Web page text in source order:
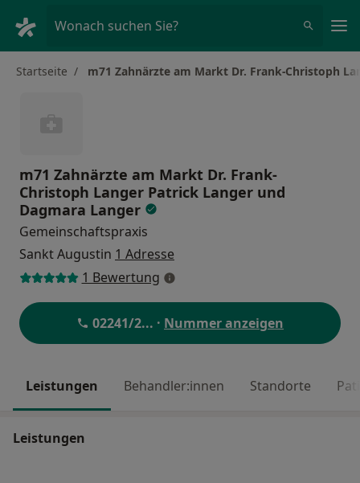
Wonach suchen Sie?
Startseite m71 Zahnärzte am Markt Dr. Frank-Christoph
m71 Zahnärzte am Markt Dr. Frank-
Christoph Langer Patrick Langer und
Dagmara Langer
Gemeinschaftspraxis
Sankt Augustin 1 Adresse
1 Bewertung
02241/2... · Nummer anzeigen
Leistungen Behandler:innen Standorte
Leistungen